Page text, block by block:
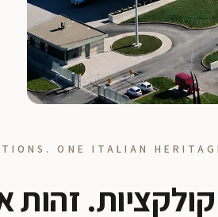
זהות